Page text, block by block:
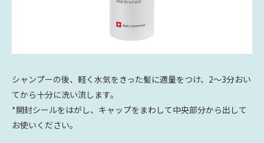
シャンプーの後、軽く水気をきった髪に適量をつけ、2〜3分おい
てから十分に洗い流します。
*開封シールをはがし、キャップをまわして中央部分から出して
お使いください。